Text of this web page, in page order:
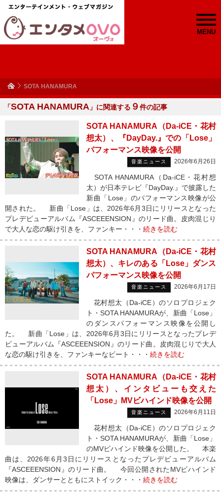
MENU
SOTA HANAMURA
「SOTA HANAMURA 」に関連する ９件の記事
SOTA HANAMURA（Da-iCE・花村
想太）、『DayDay.』での「Lose」
パフォーマンス映像を公開
音楽ニュース 2026年6月26日
SOTA HANAMURA（Da-iCE・花村想
太）が日本テレビ『DayDay.』で披露した
新曲「Lose」のパフォーマンス映像が公
開された。 新曲「Lose」は、2026年6月3日にリリースとなった
プレデビューアルバム『ASCEEENSION』のリード曲。皮肉混じり
で大人な恋の駆け引きを、ファンキー・・・ 続きを読む
SOTA HANAMURA（Da-iCE・花村
想太）、キレのある「Lose」ダンス
パフォーマンス映像を公開
音楽ニュース 2026年6月17日
花村想太（Da-iCE）のソロプロジェク
ト・SOTA HANAMURAが、新曲「Lose」
のダンスパフォーマンス映像を公開し
た。 新曲「Lose」は、2026年6月3日にリリースとなったプレデ
ビューアルバム『ASCEEENSION』のリード曲。皮肉混じりで大人
な恋の駆け引きを、ファンキーなビート・・・ 続きを読む
SOTA HANAMURA（Da-iCE・花村
想太）、インタビューも交えた
「Lose」MVビハインド映像を公開
音楽ニュース 2026年6月11日
花村想太（Da-iCE）のソロプロジェク
ト・SOTA HANAMURAが、新曲「Lose」
のMVビハインド映像を公開した。 本楽
曲は、2026年6月3日にリリースとなったプレデビューアルバム
『ASCEEENSION』のリード曲。 今回公開されたMVビハインド
映像は、ダンサーとともにストイック・・・ 続きを読む